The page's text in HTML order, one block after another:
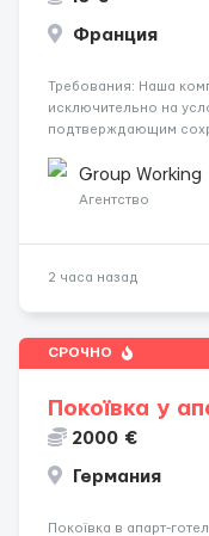
Франция
Требования: Наша
исключительно на
подтверждающим
A1 могут получить
рынку труда ЕС (Укра...
Group Working
Агентство
2 часа назад
СРОЧНО
Покоївка у
2000 €
Германия
Покоївка в апарт-